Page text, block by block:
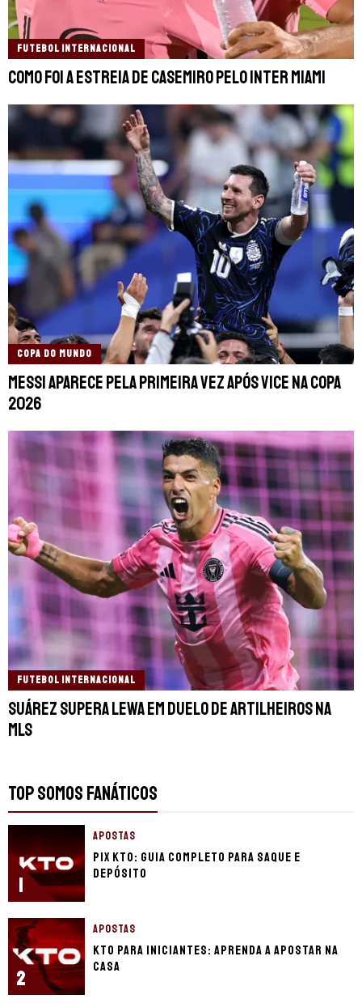
FUTEBOL INTERNACIONAL
Como foi a estreia de Casemiro pelo Inter Miami
COPA DO MUNDO
Messi aparece pela primeira vez após vice na Copa
2026
FUTEBOL INTERNACIONAL
Suárez supera Lewa em duelo de artilheiros na
MLS
TOP SOMOS FANÁTICOS
1
APOSTAS
Pix KTO: guia completo para saque e
depósito
2
APOSTAS
KTO para iniciantes: aprenda a apostar na
casa